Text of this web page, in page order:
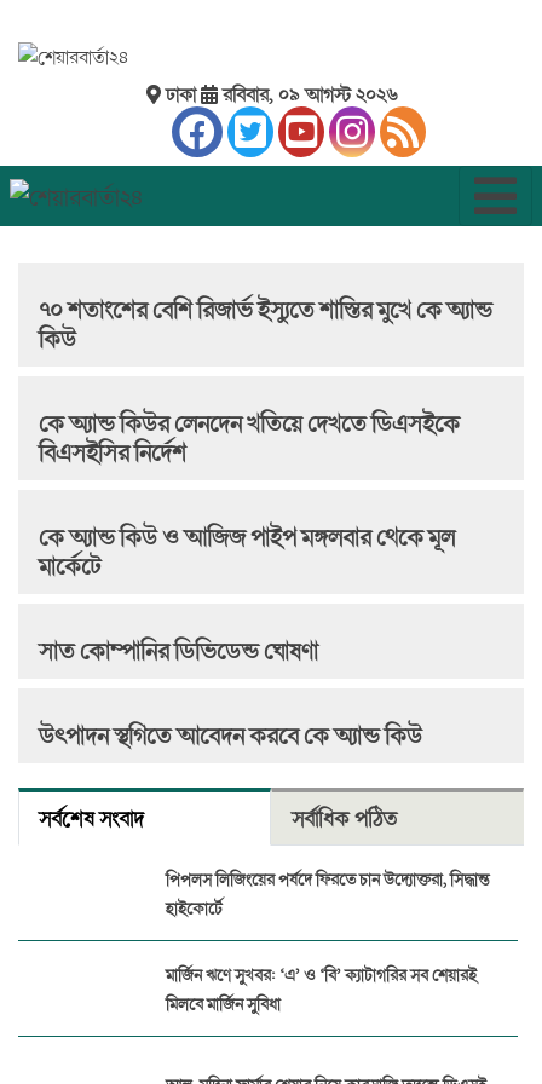
ঢাকা রবিবার, ০৯ আগস্ট ২০২৬
৭০ শতাংশের বেশি রিজার্ভ ইস্যুতে শাস্তির মুখে কে অ্যান্ড
কিউ
কে অ্যান্ড কিউর লেনদেন খতিয়ে দেখতে ডিএসইকে
বিএসইসির নির্দেশ
কে অ্যান্ড কিউ ও আজিজ পাইপ মঙ্গলবার থেকে মূল
মার্কেটে
সাত কোম্পানির ডিভিডেন্ড ঘোষণা
উৎপাদন স্থগিতে আবেদন করবে কে অ্যান্ড কিউ
সর্বশেষ সংবাদ সর্বাধিক পঠিত
পিপলস লিজিংয়ের পর্ষদে ফিরতে চান উদ্যোক্তরা, সিদ্ধান্ত
হাইকোর্টে
মার্জিন ঋণে সুখবর: ‘এ’ ও ‘বি’ ক্যাটাগরির সব শেয়ারই
মিলবে মার্জিন সুবিধা